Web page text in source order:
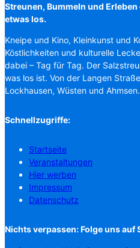
Streunen, Bummeln und
etwas los.
Kneipe und Kino, Kleinkunst und
Köstlichkeiten und kulturelle
dabei – Tag für Tag. Der
was los ist. Von der Langen
Lockhausen, Wüsten und Ahmsen.
Schnellzugriffe:
Startseite
Veranstaltungen
Hier werben
Impressum
Datenschutz
Nichts verpassen: Folge uns auf